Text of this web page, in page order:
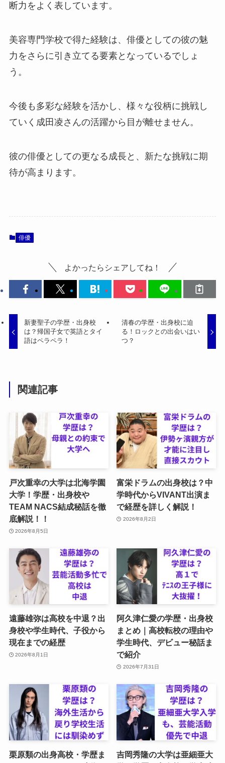
断力をよく表しています。
美容専門学校で得た経験は、俳優としての彼の魅
力をさらに引き立てる要素となっているでしょ
う。
今後も多彩な経験を活かし、様々な役柄に挑戦し
ていく成田凌さんの活躍から目が離せません。
彼の俳優としての更なる成長と、新たな挑戦に期
待が高まります。
俳優
よかったらシェアしてね！
新妻聖子の学歴・出身校
は？帰国子女で英語とタイ
語はペラペラ！
清春の学歴・出身校に迫
る！ロックとの出会いはい
つ？
関連記事
戸次重幸の大学は北海学園
大学！学歴・出身校や
TEAM NACS結成秘話を徹
底解説！！
2026年8月5日
富栄ドラムの出身校は？中
学時代からVIVANT出演ま
で経歴を詳しく解説！
2026年8月2日
遠藤雄弥は高校を中退？出
身校や学生時代、子役から
現在までの経歴
2026年8月1日
阿久津仁愛の学歴・出身校
まとめ｜高校転校の理由や
学生時代、デビュー秘話ま
で紹介
2026年7月31日
栗原類の出身高校・学歴ま
吉岡秀隆の大学は亜細亜大